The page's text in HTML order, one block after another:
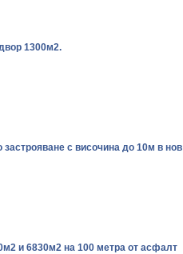
1300м2.
с височина до 10м в нов
и 6830м2 на 100 метра от асфалт